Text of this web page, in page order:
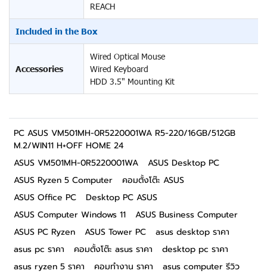
REACH
Included in the Box
Accessories
Wired Optical Mouse
Wired Keyboard
HDD 3.5" Mounting Kit
PC ASUS VM501MH-0R5220001WA R5-220/16GB/512GB
M.2/WIN11 H+OFF HOME 24
ASUS VM501MH-0R5220001WA
ASUS Desktop PC
ASUS Ryzen 5 Computer
คอมตั้งโต๊ะ ASUS
ASUS Office PC
Desktop PC ASUS
ASUS Computer Windows 11
ASUS Business Computer
ASUS PC Ryzen
ASUS Tower PC
asus desktop ราคา
asus pc ราคา
คอมตั้งโต๊ะ asus ราคา
desktop pc ราคา
asus ryzen 5 ราคา
คอมทำงาน ราคา
asus computer รีวิว